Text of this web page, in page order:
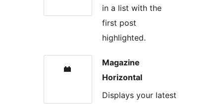
in a list with the
first post
highlighted.
Magazine
Horizontal
Displays your latest